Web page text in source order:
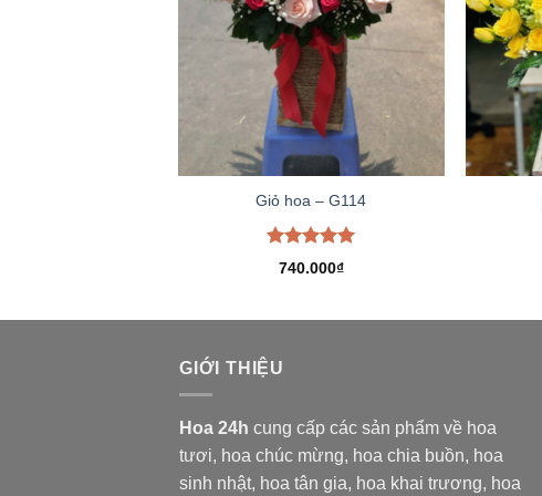
Giỏ hoa – G114
Được xếp
hạng5.00
740.000₫
GIỚI THIỆU
Hoa 24h cung cấp các sản phẩm về hoa
tươi, hoa chúc mừng, hoa chia buồn, hoa
sinh nhật, hoa tân gia, hoa khai trương, hoa